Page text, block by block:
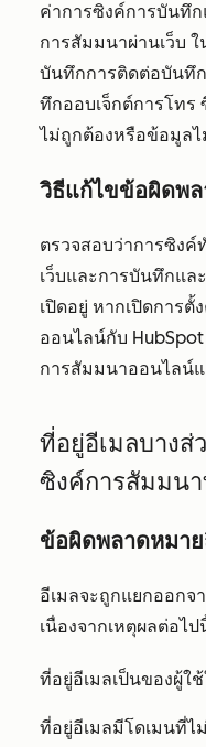
ค่าการซิงค์การบันทึก
การสัมมนาผ่านเว็บ
บันทึกการติดต่อบันทึ
ทึกออบเจ็กต์การโทร
ไม่ถูกต้องหรือข้อมูล
วิธีแก้ไขข้อผิดพ
ตรวจสอบว่าการซิง
เว็บและการบันทึกแล
เปิดอยู่ หากเปิดการ
ออนไลน์กับ
การสัมมนาออนไลน์
ที่อยู่อีเมลบางส่
ซิงค์การสัมมนา
ข้อผิดพลาดหมาย
อีเมลจะถูกแยกออกจ
เนื่องจากเหตุผลต่อไป
ที่อยู่อีเมลเป็นของผู้ใ
ที่อยู่อีเมลมีโดเมนที่ไ